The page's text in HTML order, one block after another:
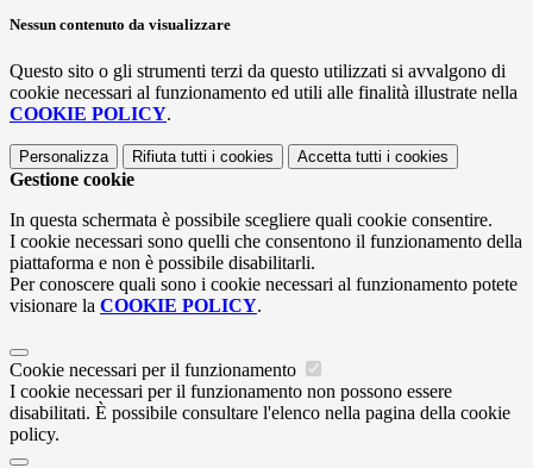
Nessun contenuto da visualizzare
Questo sito o gli strumenti terzi da questo utilizzati si avvalgono di
cookie necessari al funzionamento ed utili alle finalità illustrate nella
COOKIE POLICY.
Personalizza Rifiuta tutti i cookies Accetta tutti i cookies
Gestione cookie
In questa schermata è possibile scegliere quali cookie consentire.
I cookie necessari sono quelli che consentono il funzionamento della
piattaforma e non è possibile disabilitarli.
Per conoscere quali sono i cookie necessari al funzionamento potete
visionare la COOKIE POLICY.
Cookie necessari per il funzionamento
I cookie necessari per il funzionamento non possono essere
disabilitati. È possibile consultare l'elenco nella pagina della cookie
policy.